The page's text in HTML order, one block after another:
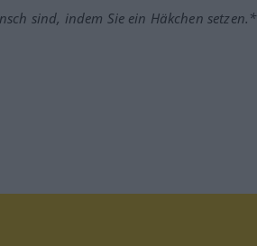
sind, indem Sie ein Häkchen setzen.*